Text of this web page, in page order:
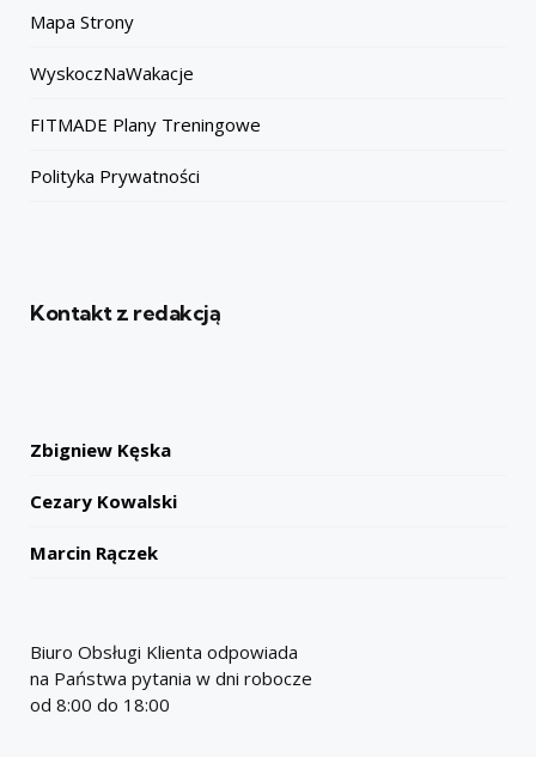
Mapa Strony
WyskoczNaWakacje
FITMADE Plany Treningowe
Polityka Prywatności
Kontakt z redakcją
Zbigniew Kęska
Cezary Kowalski
Marcin Rączek
Biuro Obsługi Klienta odpowiada
na Państwa pytania w dni robocze
od 8:00 do 18:00